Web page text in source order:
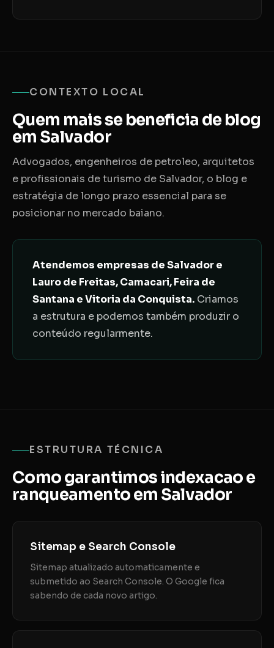
CONTEXTO LOCAL
Quem mais se beneficia de blog
em Salvador
Advogados, engenheiros de petroleo, arquitetos
e profissionais de turismo de Salvador, o blog e
estratégia de longo prazo essencial para se
posicionar no mercado baiano.
Atendemos empresas de Salvador e
Lauro de Freitas, Camacari, Feira de
Santana e Vitoria da Conquista. Criamos
a estrutura e podemos também produzir o
conteúdo regularmente.
ESTRUTURA TÉCNICA
Como garantimos indexacao e
ranqueamento em Salvador
Sitemap e Search Console
Sitemap atualizado automaticamente e
submetido ao Search Console. O Google fica
sabendo de cada novo artigo.